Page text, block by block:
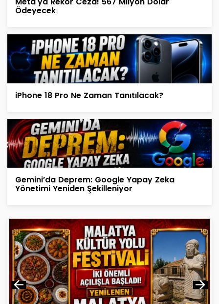
Ödeyecek
iPhone 18 Pro Ne Zaman Tanıtılacak?
Gemini’da Deprem: Google Yapay Zeka
Yönetimi Yeniden Şekilleniyor